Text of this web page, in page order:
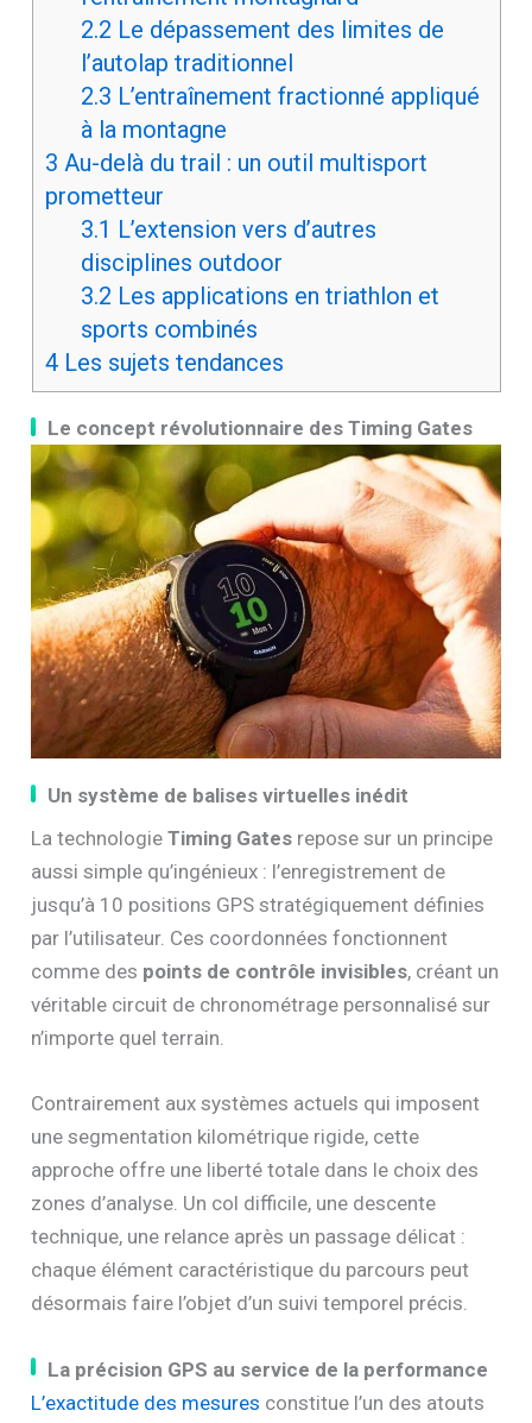
2.2 Le dépassement des limites de
l’autolap traditionnel
2.3 L’entraînement fractionné appliqué
à la montagne
3 Au-delà du trail : un outil multisport
prometteur
3.1 L’extension vers d’autres
disciplines outdoor
3.2 Les applications en triathlon et
sports combinés
4Les sujets tendances
Le concept révolutionnaire des Timing Gates
Un système de balises virtuelles inédit
La technologieTiming Gates repose sur un principe
aussi simple qu’ingénieux : l’enregistrement de
jusqu’à 10 positions GPS stratégiquement définies
par l’utilisateur. Ces coordonnées fonctionnent
comme des points de contrôle invisibles, créant un
véritable circuit de chronométrage personnalisé sur
n’importe quel terrain.
Contrairement aux systèmes actuels qui imposent
une segmentation kilométrique rigide, cette
approche offre une liberté totale dans le choix des
zones d’analyse. Un col difficile, une descente
technique, une relance après un passage délicat :
chaque élément caractéristique du parcours peut
désormais faire l’objet d’un suivi temporel précis.
La précision GPS au service de la performance
L’exactitude des mesures constitue l’un des atouts